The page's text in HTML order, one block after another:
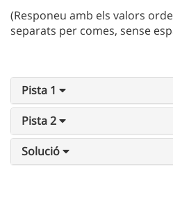
(Responeu amb els valors
separats per comes, sense
Pista 1
Pista 2
Solució